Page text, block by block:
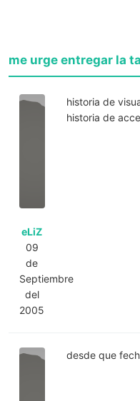
me urge entregar la
eLiZ
09
de
Septiembre
del
2005
historia de
historia de
desde que